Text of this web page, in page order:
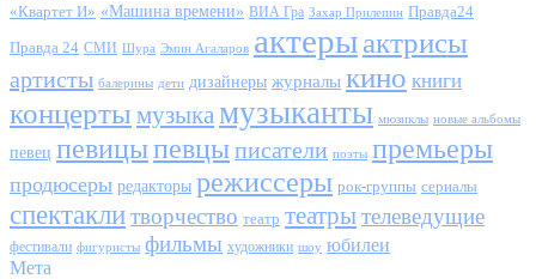
«Квартет И» «Машина времени» ВИА Гра Захар Прилепин Правда24
Правда 24 СМИ Шура Эмин Агаларов актерыактрисы
артисты балерины дети дизайнеры журналы кино книги
концерты музыка музыканты мюзиклы новые альбомы
певец певицыпевцыписатели поэты премьеры
продюсеры редакторы режиссеры рок-группы сериалы
спектаклитворчество театр театрытелеведущие
фестивали фигуристы фильмы художники шоу юбилеи
Мета